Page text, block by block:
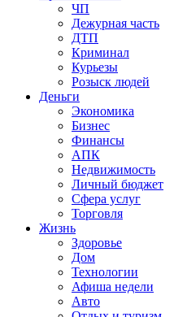
ЧП
Дежурная часть
ДТП
Криминал
Курьезы
Розыск людей
Деньги
Экономика
Бизнес
Финансы
АПК
Недвижимость
Личный бюджет
Сфера услуг
Торговля
Жизнь
Здоровье
Дом
Технологии
Афиша недели
Авто